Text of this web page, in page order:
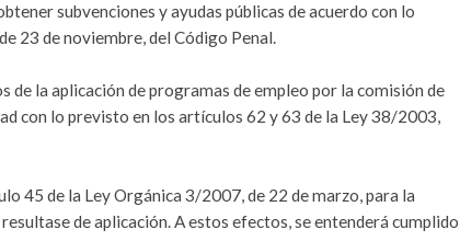
subvenciones y ayudas públicas de acuerdo con lo
23 de noviembre, del Código Penal.
de la aplicación de programas de empleo por la comisión de
con lo previsto en los artículos 62 y 63 de la Ley 38/2003,
45 de la Ley Orgánica 3/2007, de 22 de marzo, para la
de aplicación. A estos efectos, se entenderá cumplido